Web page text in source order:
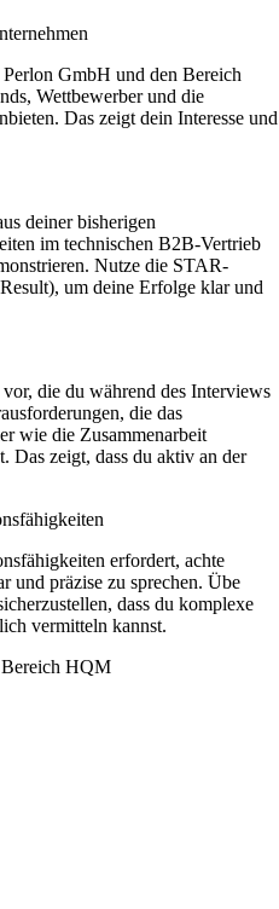
GmbH und den Bereich
Wettbewerber und die
Das zeigt dein Interesse und
deiner bisherigen
im technischen B2B-Vertrieb
Nutze die STAR-
um deine Erfolge klar und
die du während des Interviews
die das
wie die Zusammenarbeit
Das zeigt, dass du aktiv an der
erfordert, achte
und präzise zu sprechen. Übe
dass du komplexe
vermitteln kannst.
HQM